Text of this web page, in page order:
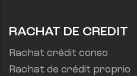
RACHAT DE CREDIT
Rachat crédit conso
Rachat de crédit proprio